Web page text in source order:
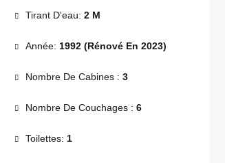
Tirant D'eau: 2 M
Année: 1992 (Rénové En 2023)
Nombre De Cabines : 3
Nombre De Couchages : 6
Toilettes: 1